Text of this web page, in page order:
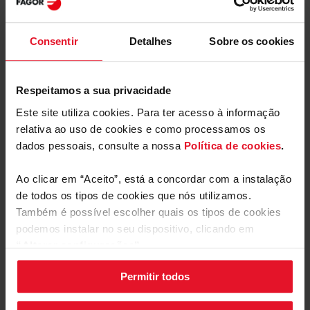
Consentir Detalhes Sobre os cookies
Respeitamos a sua privacidade
Este site utiliza cookies. Para ter acesso à informação
relativa ao uso de cookies e como processamos os
dados pessoais, consulte a nossa Política de cookies.
Ao clicar em “Aceito”, está a concordar com a instalação
de todos os tipos de cookies que nós utilizamos.
Também é possível escolher quais os tipos de cookies
podemos instalar no seu dispositivo, clicando em
“Alterar configurações”.
As suas configurações de cookies podem ser alteradas a
qualquer momento, clicando no botão preto posicionado
Permitir todos
Rótulo energético
Descarregar
Ficha de produto
Ficha de produtoMostrar mais